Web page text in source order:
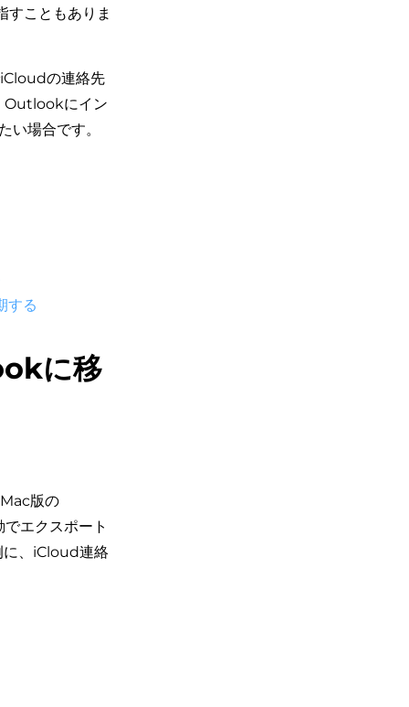
こともありま
の連絡先
Outlookにイン
場合です。
する
に移
版の
エクスポート
に、iCloud連絡